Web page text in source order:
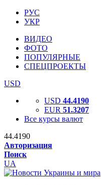
РУС
УКР
ВИДЕО
ФОТО
ПОПУЛЯРНЫЕ
СПЕЦПРОЕКТЫ
USD
USD 44.4190
EUR 51.3207
Все курсы валют
44.4190
Авторизация
Поиск
UA